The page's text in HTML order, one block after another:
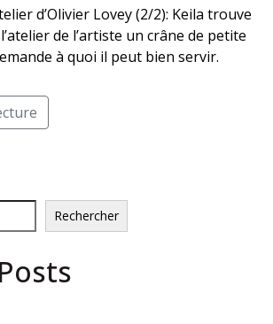
d’Olivier Lovey (2/2): Keila trouve
de l’artiste un crâne de petite
à quoi il peut bien servir.
Rechercher